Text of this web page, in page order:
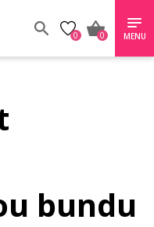
0 0 MENU
bundu